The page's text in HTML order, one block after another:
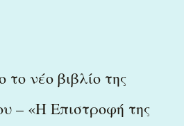
νέο βιβλίο της
– «Η Επιστροφή της